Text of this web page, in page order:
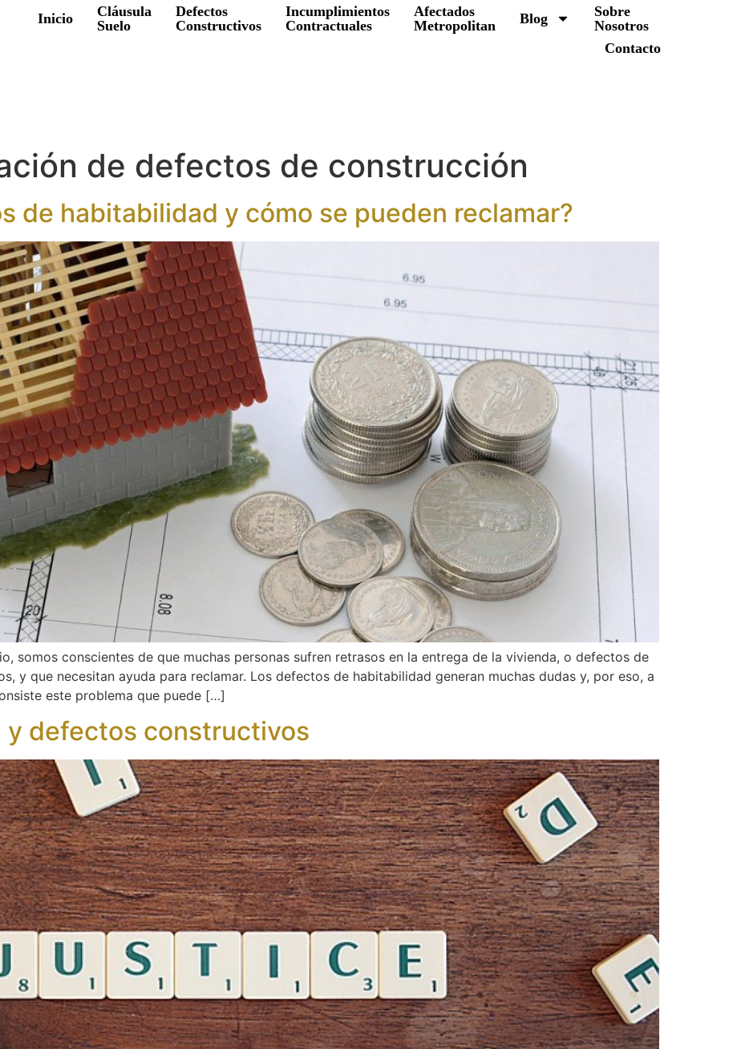
Inicio
Cláusula
Suelo
Defectos
Constructivos
Incumplimientos
Contractuales
Afectados
Metropolitan
Blog
Sobre
Nosotros
Contacto
de defectos de construcción
de habitabilidad y cómo se pueden reclamar?
somos conscientes de que muchas personas sufren retrasos en la entrega de la vivienda, o defectos de
y que necesitan ayuda para reclamar. Los defectos de habitabilidad generan muchas dudas y, por eso, a
este problema que puede […]
y defectos constructivos